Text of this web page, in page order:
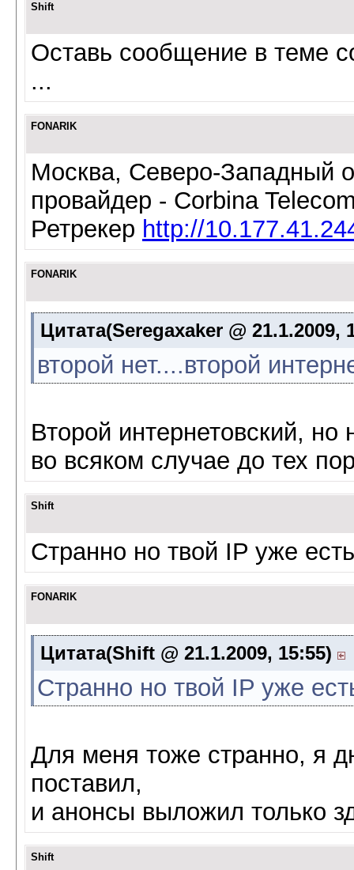
Shift
Оставь сообщение в теме
...
FONARIK
Москва, Северо-Западный
провайдер - Corbina
Ретрекер http://
FONARIK
Цитата(Seregaxaker @ 21.1.2009,
второй нет....второй
Второй интернетовский, но
во всяком случае до тех
Shift
Странно но твой IP уже
FONARIK
Цитата(Shift @ 21.1.2009, 15:55)
Странно но твой IP уже
Для меня тоже странно, я
поставил,
и анонсы выложил только
Shift